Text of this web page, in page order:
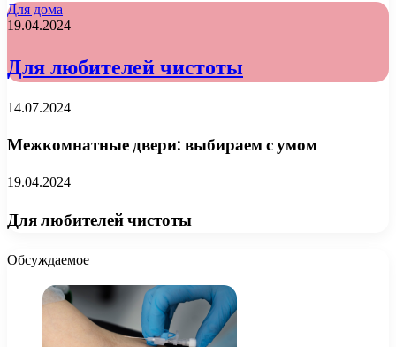
Для дома
19.04.2024
Для любителей чистоты
14.07.2024
Межкомнатные двери: выбираем с умом
19.04.2024
Для любителей чистоты
Обсуждаемое